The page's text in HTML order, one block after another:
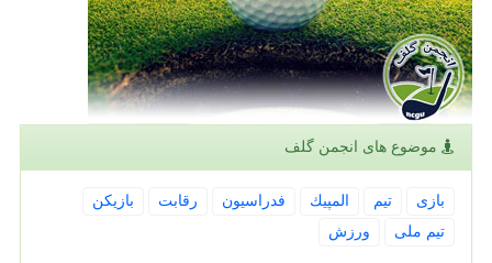
موضوع های انجمن گلف
بازی تیم المپیك فدراسیون رقابت
بازیكن
تیم ملی
ورزش